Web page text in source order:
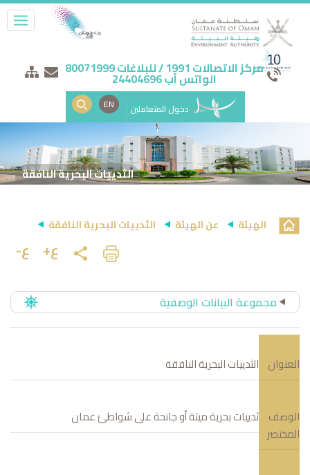
مركز الاتصالات 1991 / للبلاغات 80071999
الواتس آب 24404696
دخول المتعاملين EN
الثدييات البحرية النافقة
الهيئة عن الهيئة الثدييات البحرية النافقة
ع+ ع-
مجموعة البيانات الوصفية
العنوان الثدييات البحرية النافقة
الوصف
المختصر
ثدييات بحرية ميتة أو جانحة على شواطئ عمان